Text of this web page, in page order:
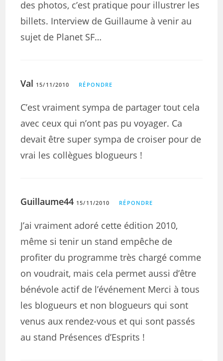
des photos, c’est pratique pour illustrer les
billets. Interview de Guillaume à venir au
sujet de Planet SF…
Val 15/11/2010 RÉPONDRE
C’est vraiment sympa de partager tout cela
avec ceux qui n’ont pas pu voyager. Ca
devait être super sympa de croiser pour de
vrai les collègues blogueurs !
Guillaume44 15/11/2010 RÉPONDRE
J’ai vraiment adoré cette édition 2010,
même si tenir un stand empêche de
profiter du programme très chargé comme
on voudrait, mais cela permet aussi d’être
bénévole actif de l’événement Merci à tous
les blogueurs et non blogueurs qui sont
venus aux rendez-vous et qui sont passés
au stand Présences d’Esprits !